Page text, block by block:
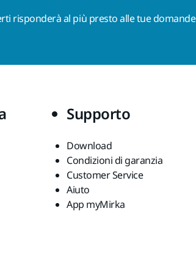
risponderà al più presto alle tue
Supporto
Download
Condizioni di garanzia
Customer Service
Aiuto
App myMirka